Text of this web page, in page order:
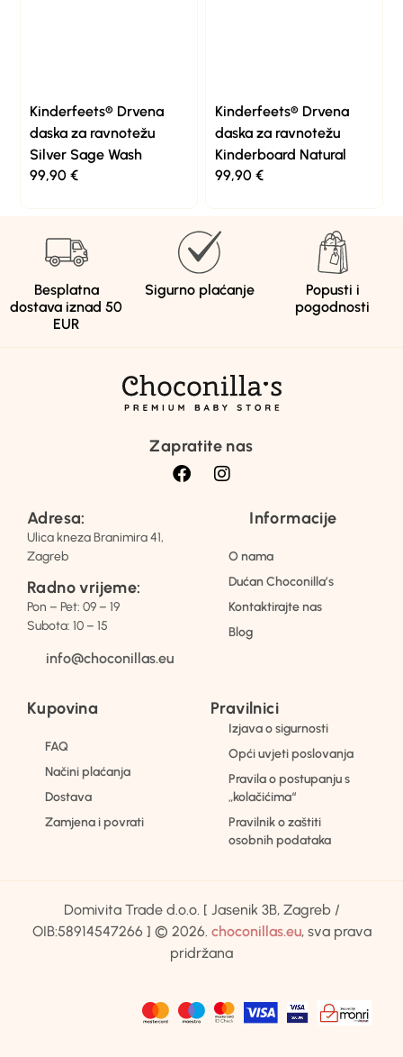
Kinderfeets® Drvena
daska za ravnotežu
Silver Sage Wash
99,90€
Kinderfeets® Drvena
daska za ravnotežu
Kinderboard Natural
99,90 €
Besplatna
dostava iznad 50
EUR
Sigurno plaćanje
Popusti i
pogodnosti
Zapratite nas
Adresa:
Ulica kneza Branimira 41,
Zagreb
Radno vrijeme:
Pon – Pet: 09 – 19
Subota: 10 – 15
info@choconillas.eu
Informacije
O nama
Dućan Choconilla’s
Kontaktirajte nas
Blog
Kupovina
FAQ
Načini plaćanja
Dostava
Zamjena i povrati
Pravilnici
Izjava o sigurnosti
Opći uvjeti poslovanja
Pravila o postupanju s
„kolačićima“
Pravilnik o zaštiti
osobnih podataka
Domivita Trade d.o.o. [ Jasenik 3B, Zagreb /
OIB:58914547266 ] © 2026. choconillas.eu, sva prava
pridržana